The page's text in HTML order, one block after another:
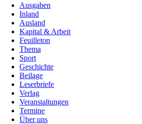
Ausgaben
Inland
Ausland
Kapital & Arbeit
Feuilleton
Thema
Sport
Geschichte
Beilage
Leserbriefe
Verlag
Veranstaltungen
Termine
Über uns